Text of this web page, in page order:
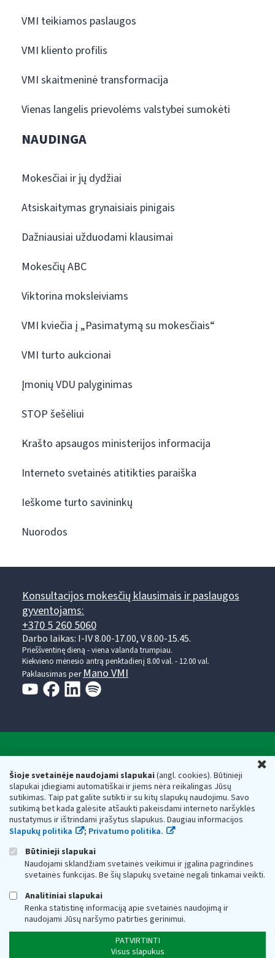
Šioje svetainėje naudojami slapukai(angl. cookies). Būtinieji
slapukai įdiegiami automatiškai ir jiems nėra reikalingas Jūsų
sutikimas. Taip pat galite sutikti ir su kitų slapukų naudojimu. Savo
sutikimą bet kada galėsite atšaukti pakeisdami interneto naršyklės
nustatymus ir ištrindami įrašytus slapukus. Daugiau informacijos
Slapukų politika
; Privatumo politika.
Būtinieji slapukai
Naudojami sklandžiam svetainės veikimui ir įgalina pagrindines
svetainės funkcijas. Be šių slapukų svetainė negali tinkamai veikti.
Analitiniai slapukai
Renka statistinę informaciją apie svetainės naudojimą ir
naudojami Jūsų naršymo patirties gerinimui.
PATVIRTINTI
Visus slapukus
VMI teikiamos paslaugos
VMI kliento profilis
VMI skaitmeninė transformacija
Vienas langelis prievolėms valstybei sumokėti
NAUDINGA
Mokesčiai ir jų dydžiai
Atsiskaitymas grynaisiais pinigais
Dažniausiai užduodami klausimai
Mokesčių ABC
Viktorina moksleiviams
VMI kviečia į „Pasimatymą su mokesčiais“
VMI turto aukcionai
Įmonių VDU palyginimas
STOP šešėliui
Krašto apsaugos ministerijos informacija
Interneto svetainės atitikties paraiška
Ieškome turto savininkų
Nuorodos
Konsultacijos mokesčių klausimais ir paslaugos
gyventojams:
+370 5 260 5060
Darbo laikas: I-IV 8.00-17.00, V 8.00-15.45.
Prieššventinę dieną - viena valanda trumpiau.
Kiekvieno mėnesio antrą penktadienį 8.00 val. - 12.00 val.
Paklausimas per Mano VMI
Respublikos finansų ministerijos
Biudžetinė įstaiga. Juridinio asmens kodas — 188659752,
adresas: Vasario 16-osios g. 14, 01107 Vilnius, Lietuva, el.paštas:
vmi@vmi.lt, E. pristatymo dėžutės adresas 188659752
Duomenys apie Valstybinę mokesčių inspekciją prie Lietuvos
Respublikos finansų ministerijos kaupiami ir saugomi Juridinių